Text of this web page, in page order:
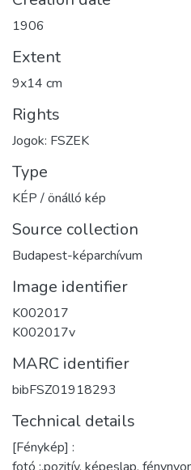
1906
Extent
9x14 cm
Rights
Jogok: FSZEK
Type
KÉP / önálló kép
Source collection
Budapest-képarchívum
Image identifier
K002017
K002017v
MARC identifier
bibFSZ01918293
Technical details
[Fénykép] :
fotó :,pozitív, képeslap,